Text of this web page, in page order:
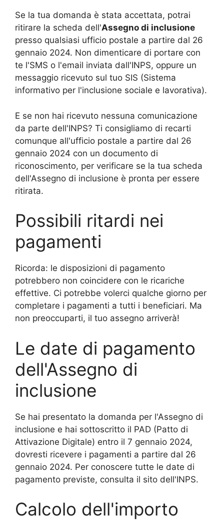
Se la tua domanda è stata accettata, potrai
ritirare la scheda dell'Assegno di inclusione
presso qualsiasi ufficio postale a partire dal 26
gennaio 2024. Non dimenticare di portare con
te l'SMS o l'email inviata dall'INPS, oppure un
messaggio ricevuto sul tuo SIS (Sistema
informativo per l'inclusione sociale e lavorativa).
E se non hai ricevuto nessuna comunicazione
da parte dell'INPS? Ti consigliamo di recarti
comunque all'ufficio postale a partire dal 26
gennaio 2024 con un documento di
riconoscimento, per verificare se la tua scheda
dell'Assegno di inclusione è pronta per essere
ritirata.
Possibili ritardi nei
pagamenti
Ricorda: le disposizioni di pagamento
potrebbero non coincidere con le ricariche
effettive. Ci potrebbe volerci qualche giorno per
completare i pagamenti a tutti i beneficiari. Ma
non preoccuparti, il tuo assegno arriverà!
Le date di pagamento
dell'Assegno di
inclusione
Se hai presentato la domanda per l'Assegno di
inclusione e hai sottoscritto il PAD (Patto di
Attivazione Digitale) entro il 7 gennaio 2024,
dovresti ricevere i pagamenti a partire dal 26
gennaio 2024. Per conoscere tutte le date di
pagamento previste, consulta il sito dell'INPS.
Calcolo dell'importo